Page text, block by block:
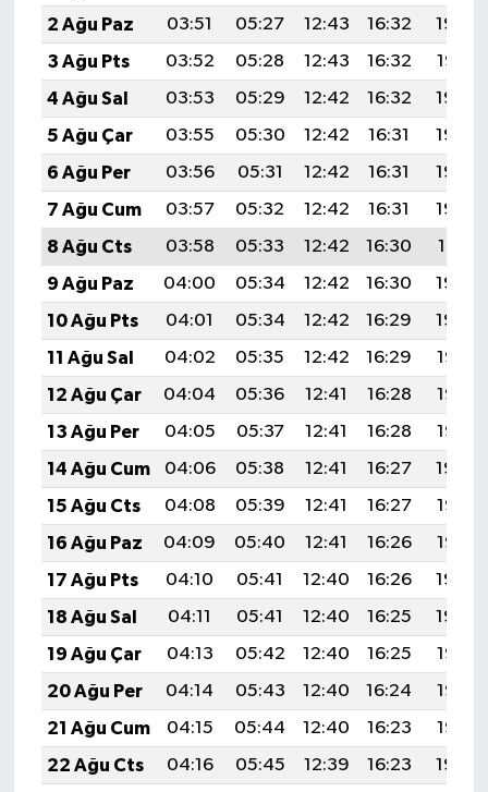
2 Ağu Paz
03:51 05:27 12:43 16:32
19:48
3 Ağu Pts
03:52 05:28 12:43 16:32
19:47
4 Ağu Sal
03:53 05:29 12:42 16:32
19:46
5 Ağu Çar
03:55 05:30 12:42 16:31
19:45
6 Ağu Per
03:56 05:31 12:42 16:31
19:44
7 Ağu Cum
03:57 05:32 12:42 16:31
19:43
8 Ağu Cts
03:58 05:33 12:42 16:30
19:41
9 Ağu Paz
04:00 05:34 12:42 16:30
19:40
10 Ağu Pts
04:01 05:34 12:42 16:29
19:39
11 Ağu Sal
04:02 05:35 12:42 16:29
19:38
12 Ağu Çar
04:04 05:36 12:41 16:28
19:37
13 Ağu Per
04:05 05:37 12:41 16:28
19:35
14 Ağu Cum
04:06 05:38 12:41 16:27
19:34
15 Ağu Cts
04:08 05:39 12:41 16:27
19:33
16 Ağu Paz
04:09 05:40 12:41 16:26
19:32
17 Ağu Pts
04:10 05:41 12:40 16:26
19:30
18 Ağu Sal
04:11 05:41 12:40 16:25
19:29
19 Ağu Çar
04:13 05:42 12:40 16:25
19:28
20 Ağu Per
04:14 05:43 12:40 16:24
19:26
21 Ağu Cum
04:15 05:44 12:40 16:23
19:25
22 Ağu Cts
04:16 05:45 12:39 16:23
19:24